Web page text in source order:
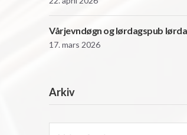
Vårjevndøgn og lørdagspub
17. mars 2026
Arkiv